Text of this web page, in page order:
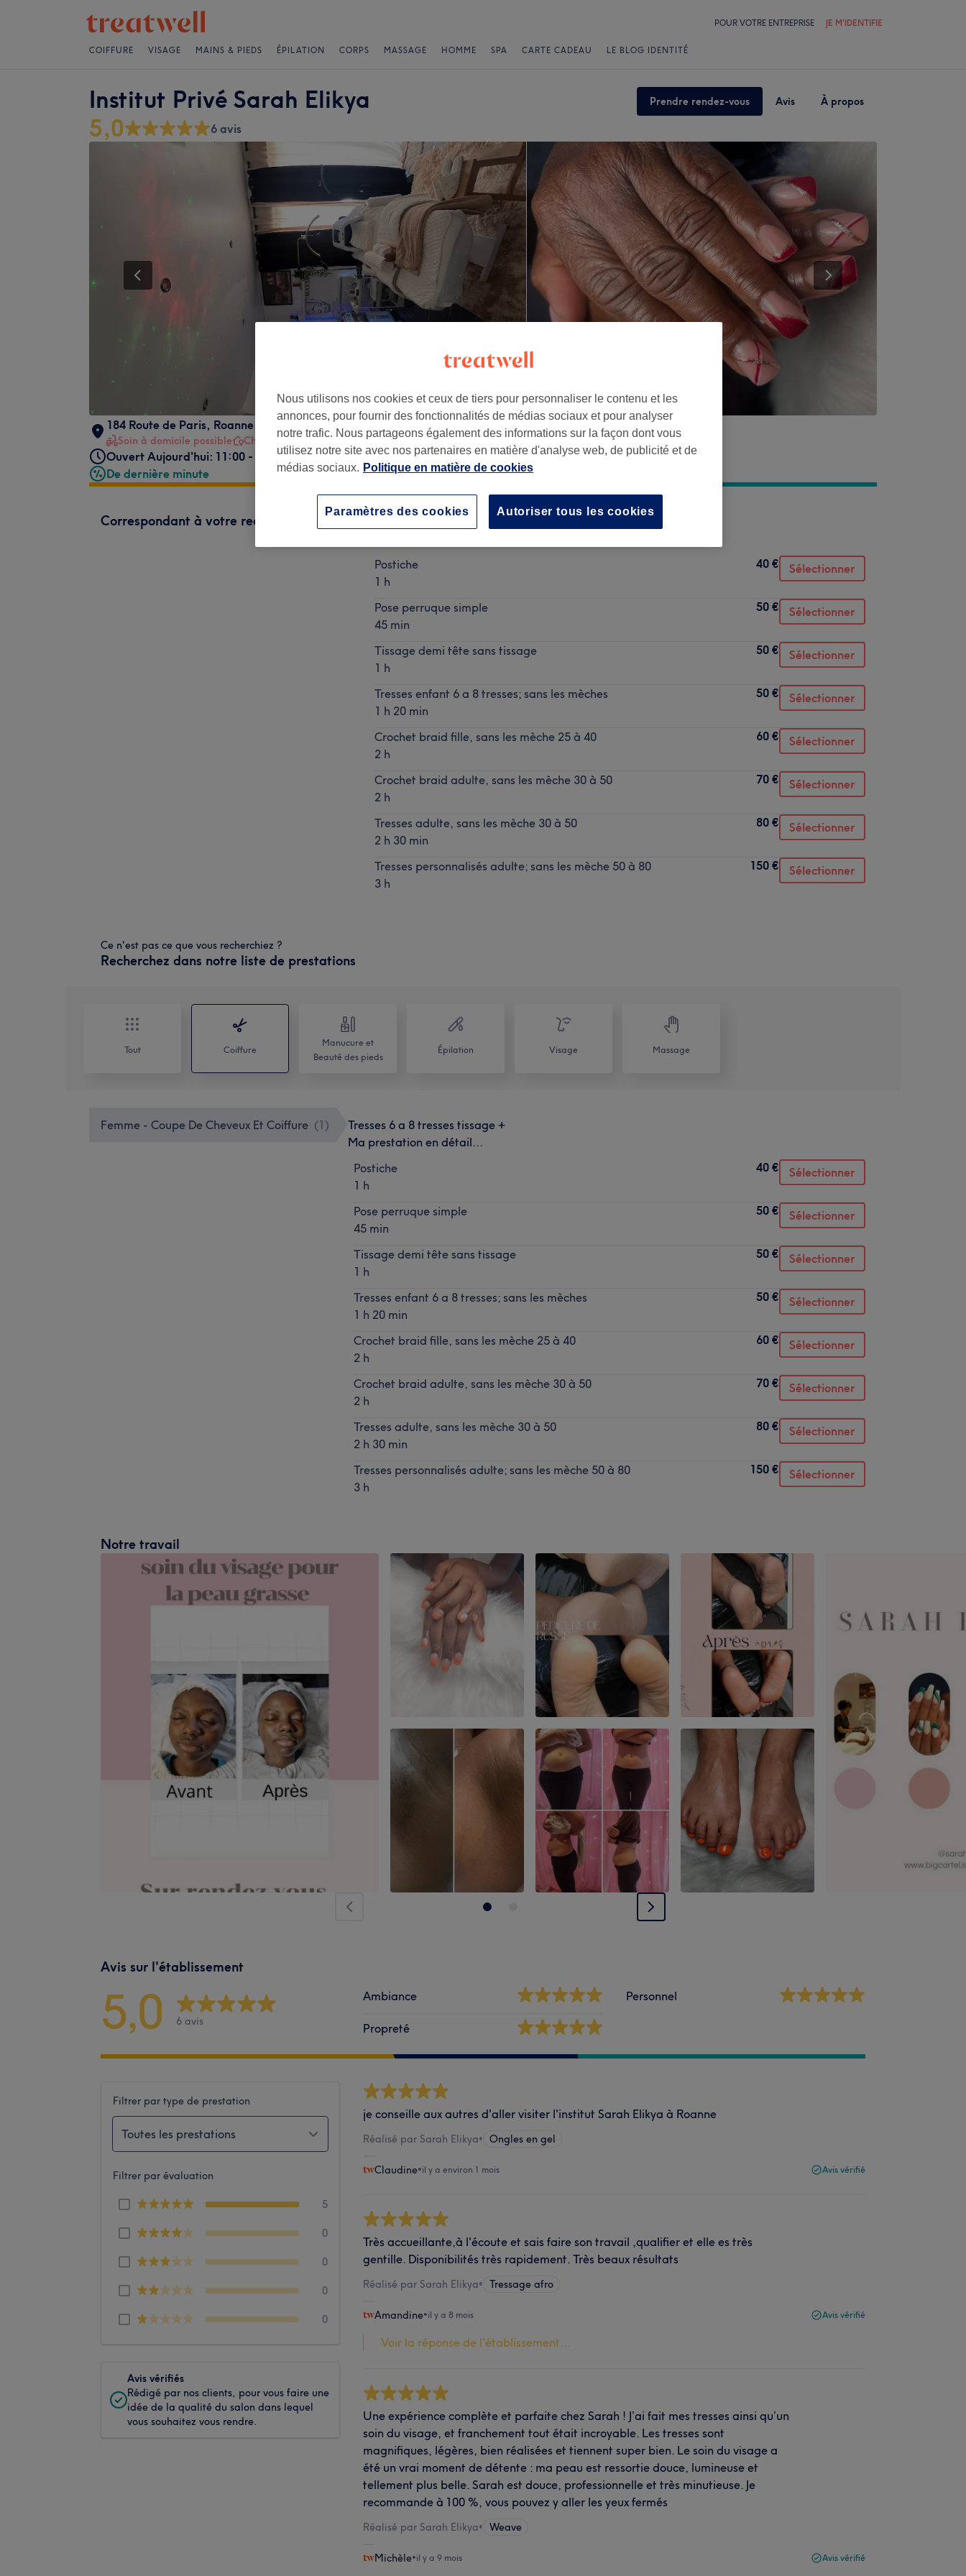
POUR VOTRE ENTREPRISE JE M'IDENTIFIE
COIFFURE VISAGE MAINS & PIEDS ÉPILATION CORPS MASSAGE HOMME SPA CARTE CADEAU LE BLOG IDENTITÉ
Institut Privé Sarah Elikya Prendre rendez-vous Avis À propos
5,0 6 avis
184 Route de Paris, Roanne 42300
Soin à domicile possible Chez votre expert
Ouvert Aujourd'hui: 11:00 - 19:45
De dernière minute
Correspondant à votre recherche
Postiche
1 h
40 € Sélectionner
Pose perruque simple
45 min
50 € Sélectionner
Tissage demi tête sans tissage
1 h
50 € Sélectionner
Tresses enfant 6 a 8 tresses; sans les mèches
1 h 20 min
50 € Sélectionner
Crochet braid fille, sans les mèche 25 à 40
2 h
60 € Sélectionner
Crochet braid adulte, sans les mèche 30 à 50
2 h
70 € Sélectionner
Tresses adulte, sans les mèche 30 à 50
2 h 30 min
80 € Sélectionner
Tresses personnalisés adulte; sans les mèche 50 à 80
3 h
150 € Sélectionner
Ce n'est pas ce que vous recherchiez ?
Recherchez dans notre liste de prestations
Tout Coiffure
Manucure et
Beauté des pieds
Épilation Visage Massage
Femme - Coupe De Cheveux Et Coiffure (1 )
Tresses 6 a 8 tresses tissage +
Ma prestation en détail...
Postiche
1 h
40 € Sélectionner
Pose perruque simple
45 min
50 € Sélectionner
Tissage demi tête sans tissage
1 h
50 € Sélectionner
Tresses enfant 6 a 8 tresses; sans les mèches
1 h 20 min
50 € Sélectionner
Crochet braid fille, sans les mèche 25 à 40
2 h
60 € Sélectionner
Crochet braid adulte, sans les mèche 30 à 50
2 h
70 € Sélectionner
Tresses adulte, sans les mèche 30 à 50
2 h 30 min
80 € Sélectionner
Tresses personnalisés adulte; sans les mèche 50 à 80
3 h
150 € Sélectionner
Notre travail
Avis sur l'établissement
5,0 6 avis
Ambiance
Propreté
Personnel
Filtrer par type de prestation
Toutes les prestations
Filtrer par évaluation
5
0
0
0
0
Avis vérifiés
Rédigé par nos clients, pour vous faire une
idée de la qualité du salon dans lequel
vous souhaitez vous rendre.
je conseille aux autres d'aller visiter l'institut Sarah Elikya à Roanne
Réalisé par Sarah Elikya• Ongles en gel
Claudine•il y a environ 1 mois Avis vérifié
Très accueillante,à l'écoute et sais faire son travail ,qualifier et elle es très
gentille. Disponibilités très rapidement. Très beaux résultats
Réalisé par Sarah Elikya• Tressage afro
Amandine•il y a 8 mois Avis vérifié
Voir la réponse de l'établissement...
Une expérience complète et parfaite chez Sarah ! J’ai fait mes tresses ainsi qu’un
soin du visage, et franchement tout était incroyable. Les tresses sont
magnifiques, légères, bien réalisées et tiennent super bien. Le soin du visage a
été un vrai moment de détente : ma peau est ressortie douce, lumineuse et
tellement plus belle. Sarah est douce, professionnelle et très minutieuse. Je
recommande à 100 %, vous pouvez y aller les yeux fermés
Réalisé par Sarah Elikya• Weave
Michèle•il y a 9 mois Avis vérifié
Nous utilisons nos cookies et ceux de tiers pour personnaliser le contenu et les
annonces, pour fournir des fonctionnalités de médias sociaux et pour analyser
notre trafic. Nous partageons également des informations sur la façon dont vous
utilisez notre site avec nos partenaires en matière d'analyse web, de publicité et de
médias sociaux. Politique en matière de cookies
Autoriser tous les cookies
Paramètres des cookies